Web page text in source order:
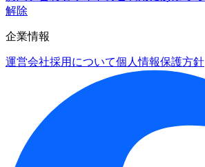
解除
企業情報
運営会社採用について個人情報保護方針